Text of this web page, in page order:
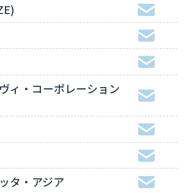
ィ・コーポレーション
タ・アジア